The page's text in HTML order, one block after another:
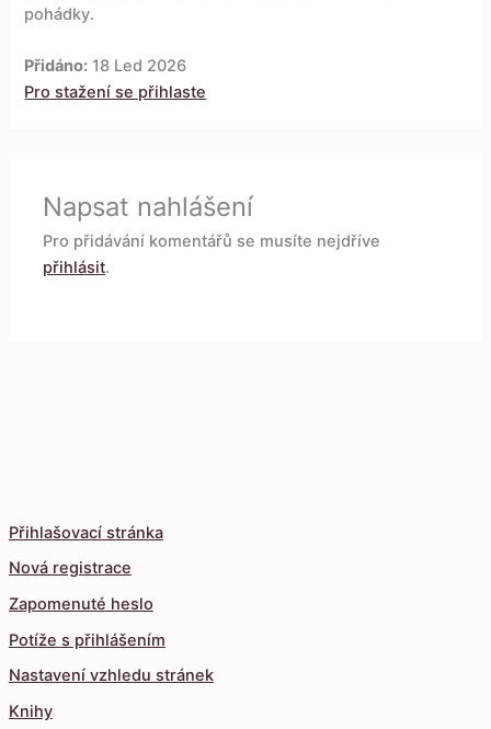
Přihlašovací stránka
Nová registrace
Zapomenuté heslo
Potíže s přihlášením
Nastavení vzhledu stránek
Knihy
pohádky.
Přidáno: 18 Led 2026
Pro stažení se přihlaste
Napsat nahlášení
Pro přidávání komentářů se musíte nejdříve
přihlásit.